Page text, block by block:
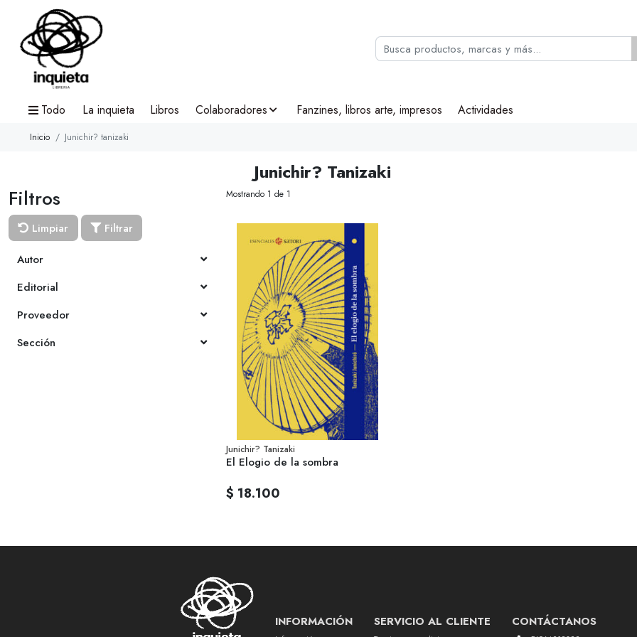
Todo La inquieta Libros Colaboradores Fanzines, libros arte, impresos Actividades
Inicio Junichir? tanizaki
Junichir? Tanizaki
Filtros
Limpiar
Filtrar
Autor
Editorial
Proveedor
Sección
Mostrando 1 de 1
Junichir? Tanizaki
El Elogio de la sombra
$ 18.100
INFORMACIÓN SERVICIO AL CLIENTE CONTÁCTANOS